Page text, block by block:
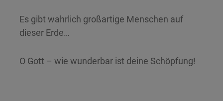
Es gibt wahrlich großartige Menschen auf
dieser Erde…
O Gott – wie wunderbar ist deine Schöpfung!